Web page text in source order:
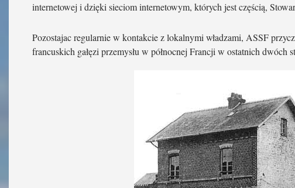
internetowej i dzięki sieciom internetowym, których jest częścią,
Pozostajac regularnie w kontakcie z lokalnymi władzami, ASSF
francuskich gałęzi przemysłu w północnej Francji w ostatnich dwóch